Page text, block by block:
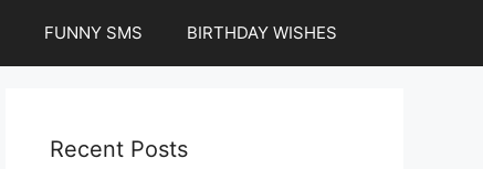
FUNNY SMS BIRTHDAY WISHES
Recent Posts